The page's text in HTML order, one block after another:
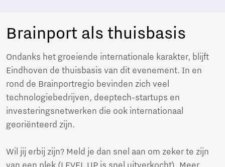
Brainport als thuisbasis
Ondanks het groeiende internationale karakter, blijft
Eindhoven de thuisbasis van dit evenement. In en
rond de Brainportregio bevinden zich veel
technologiebedrijven, deeptech-startups en
investeringsnetwerken die ook internationaal
georiënteerd zijn.
Wil jij erbij zijn? Meld je dan snel aan om zeker te zijn